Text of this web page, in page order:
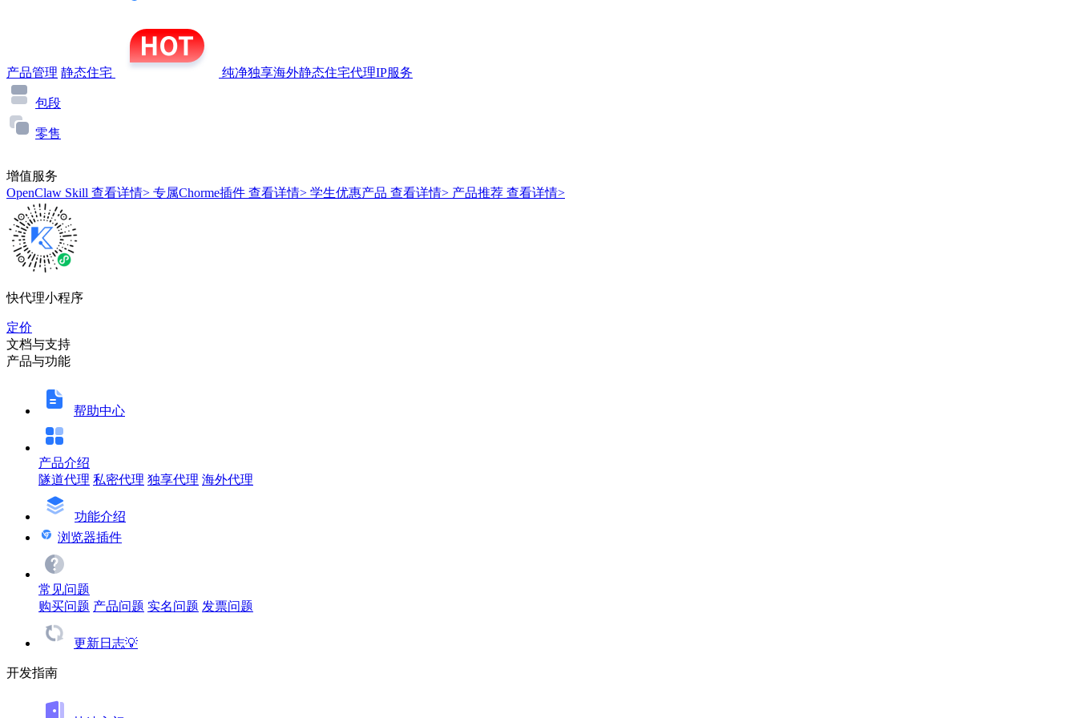
产品管理 静态住宅 纯净独享海外静态住宅代理IP服务
包段
零售
增值服务
OpenClaw Skill 查看详情> 专属Chorme插件 查看详情> 学生优惠产品 查看详情> 产品推荐 查看详情>
快代理小程序
定价
文档与支持
产品与功能
帮助中心
产品介绍
隧道代理 私密代理 独享代理 海外代理
功能介绍
浏览器插件
常见问题
购买问题 产品问题 实名问题 发票问题
更新日志💡
开发指南